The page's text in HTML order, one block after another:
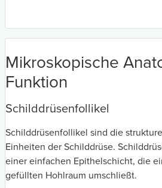
Mikroskopische
Funktion
Schilddrüsenfollikel
Schilddrüsenfollikel sind die
Einheiten der Schilddrüse.
einer einfachen Epithelschicht, die
gefüllten Hohlraum umschließt.